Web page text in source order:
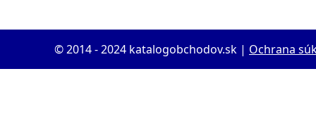
© 2014 - 2024 katalogobchodov.sk | Ochrana